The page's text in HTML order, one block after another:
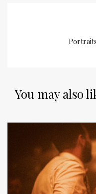
You may also